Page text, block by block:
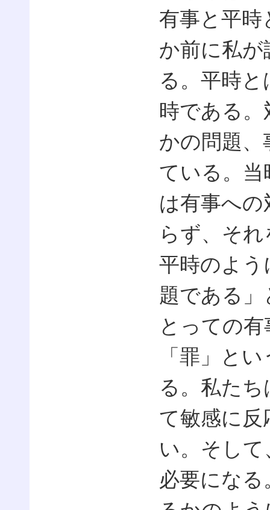
有事と平時
か前に私
る。平時
時である
かの問題
ている。
は有事へ
らず、そ
平時のよ
題である
とっての
「罪」と
る。私た
て敏感に
い。そし
必要にな